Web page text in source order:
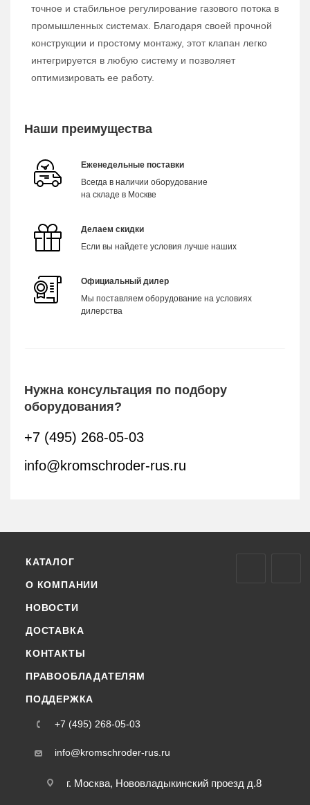
точное и стабильное регулирование газового потока в
промышленных системах. Благодаря своей прочной
конструкции и простому монтажу, этот клапан легко
интегрируется в любую систему и позволяет
оптимизировать ее работу.
Наши преимущества
Еженедельные поставки
Всегда в наличии оборудование
на складе в Москве
Делаем скидки
Если вы найдете условия лучше наших
Официальный дилер
Мы поставляем оборудование на условиях
дилерства
Нужна консультация по подбору
оборудования?
+7 (495) 268-05-03
info@kromschroder-rus.ru
КАТАЛОГ
О КОМПАНИИ
НОВОСТИ
ДОСТАВКА
КОНТАКТЫ
ПРАВООБЛАДАТЕЛЯМ
ПОДДЕРЖКА
+7 (495) 268-05-03
info@kromschroder-rus.ru
г. Москва, Нововладыкинский проезд д.8